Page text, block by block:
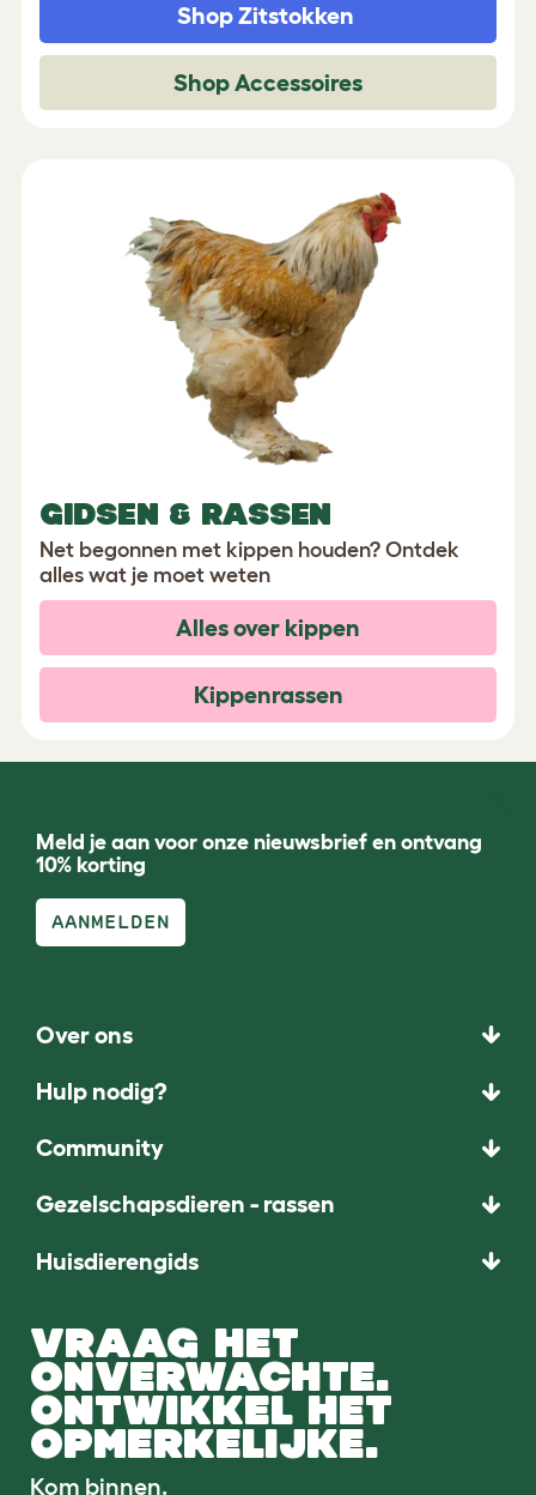
Shop Zitstokken
Shop Accessoires
GIDSEN & RASSEN
Net begonnen met kippen houden? Ontdek
alles wat je moet weten
Alles over kippen
Kippenrassen
Meld je aan voor onze nieuwsbrief en ontvang
10% korting
AANMELDEN
Over ons
Hulp nodig?
Community
Gezelschapsdieren - rassen
Huisdierengids
VRAAG HET
ONVERWACHTE.
ONTWIKKEL HET
OPMERKELIJKE.
Kom binnen.